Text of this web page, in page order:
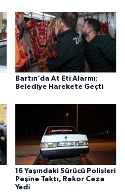
Bartın’da At Eti Alarmı:
Belediye Harekete Geçti
16 Yaşındaki Sürücü Polisleri
Peşine Taktı, Rekor Ceza
Yedi